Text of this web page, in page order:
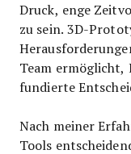
Druck, enge
zu sein. 3D-
Team ermöglicht,
fundierte
Nach meiner
Tools